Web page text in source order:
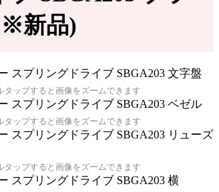
新品)
タップすると画像をズームできます
タップすると画像をズームできます
タップすると画像をズームできます